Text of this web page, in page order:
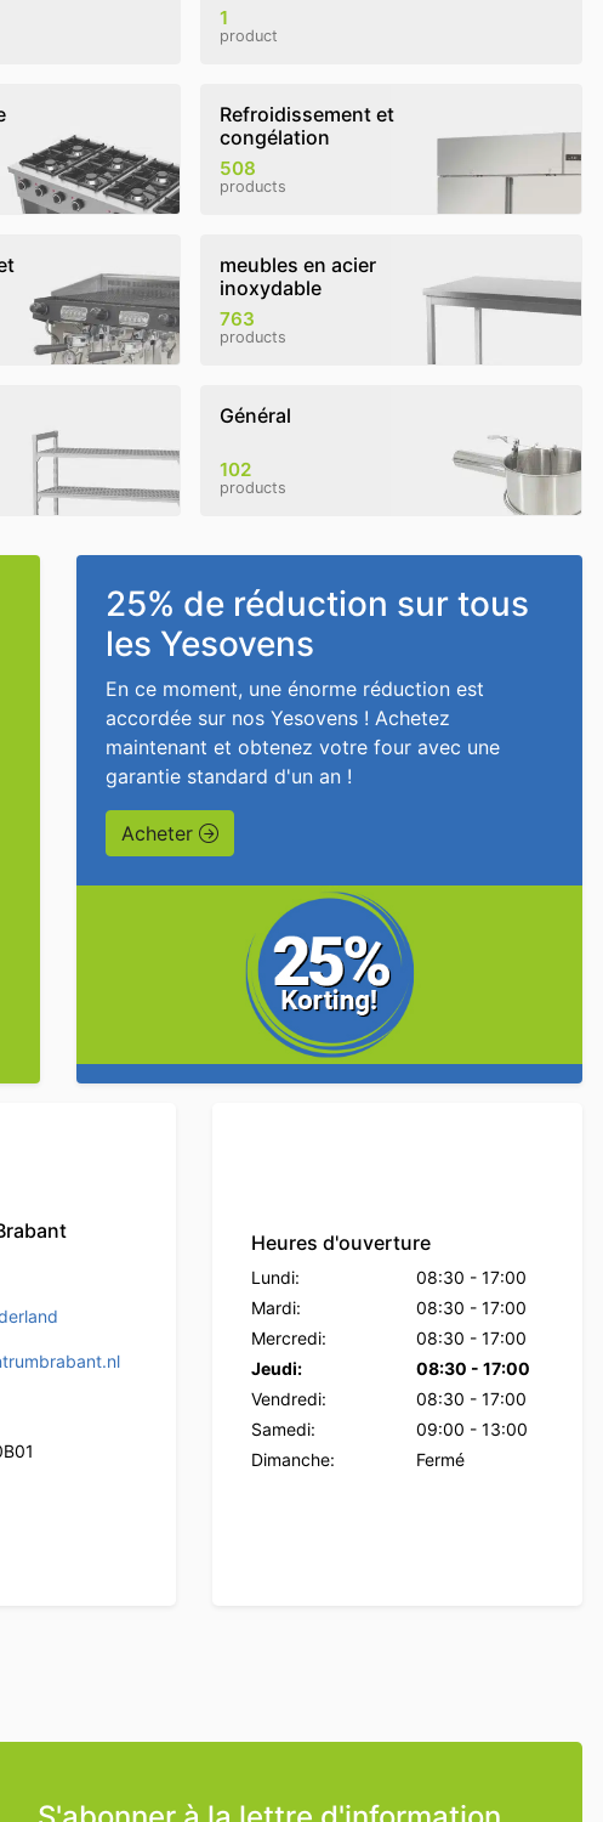
1
product
Refroidissement et
congélation
508
products
meubles en acier
inoxydable
763
products
Général
102
products
25% de réduction sur tous
les Yesovens
En ce moment, une énorme réduction est
accordée sur nos Yesovens ! Achetez
maintenant et obtenez votre four avec une
garantie standard d'un an !
Acheter
Heures d'ouverture
Lundi: 08:30 - 17:00
Mardi:
08:30 - 17:00
Mercredi:
08:30 - 17:00
Jeudi:
08:30 - 17:00
Vendredi:
08:30 - 17:00
Samedi:
09:00 - 13:00
Dimanche:
Fermé